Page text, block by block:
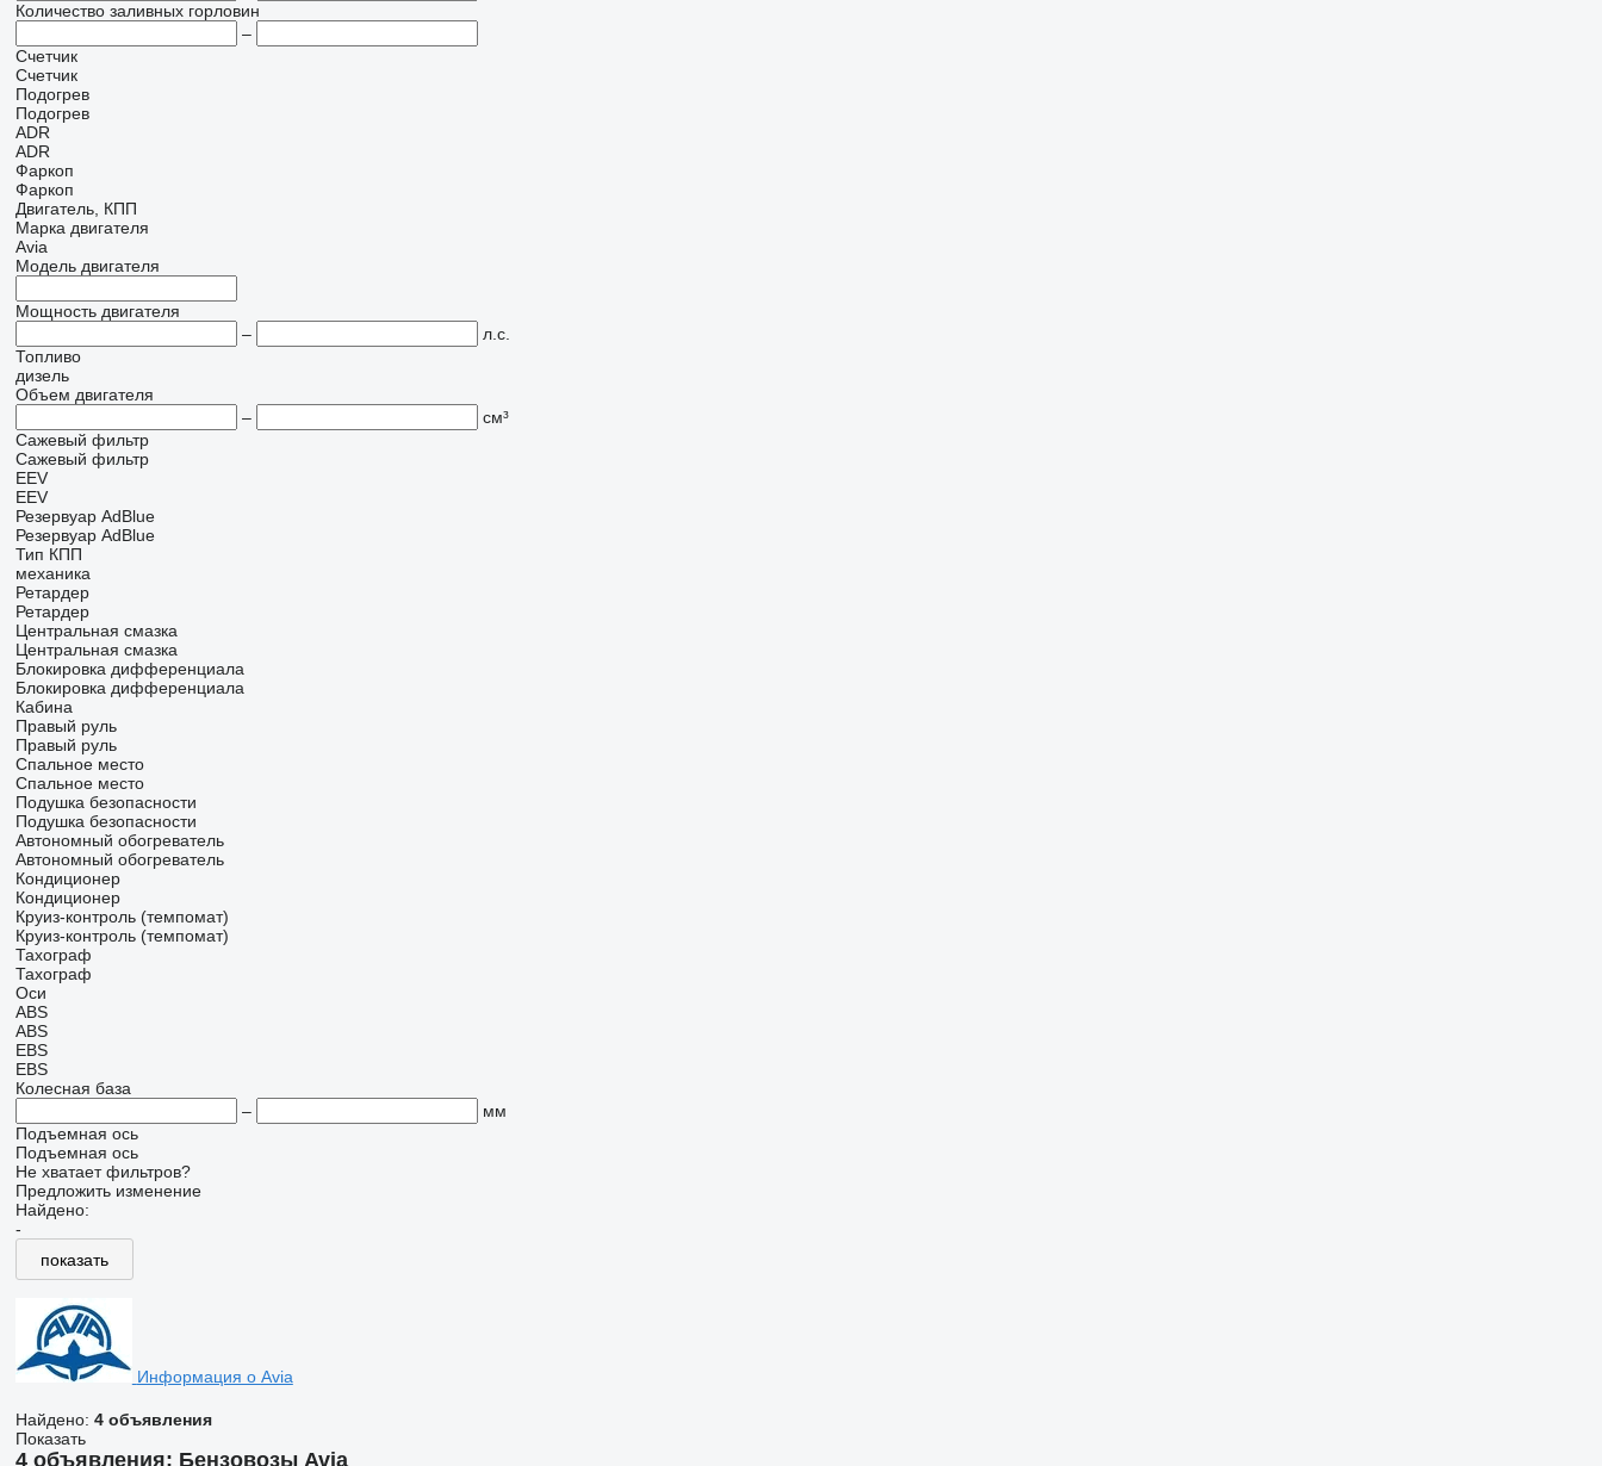
Количество заливных горловин
–
Счетчик
Счетчик
Подогрев
Подогрев
ADR
ADR
Фаркоп
Фаркоп
Двигатель, КПП
Марка двигателя
Avia
Модель двигателя
Мощность двигателя
–
л.с.
Топливо
дизель
Объем двигателя
–
см³
Сажевый фильтр
Сажевый фильтр
EEV
EEV
Резервуар AdBlue
Резервуар AdBlue
Тип КПП
механика
Ретардер
Ретардер
Центральная смазка
Центральная смазка
Блокировка дифференциала
Блокировка дифференциала
Кабина
Правый руль
Правый руль
Спальное место
Спальное место
Подушка безопасности
Подушка безопасности
Автономный обогреватель
Автономный обогреватель
Кондиционер
Кондиционер
Круиз-контроль (темпомат)
Круиз-контроль (темпомат)
Тахограф
Тахограф
Оси
ABS
ABS
EBS
EBS
Колесная база
–
мм
Подъемная ось
Подъемная ось
Не хватает фильтров?
Предложить изменение
Найдено:
-
показать
Информация о Avia
Найдено: 4 объявления
Показать
4 объявления: Бензовозы Avia